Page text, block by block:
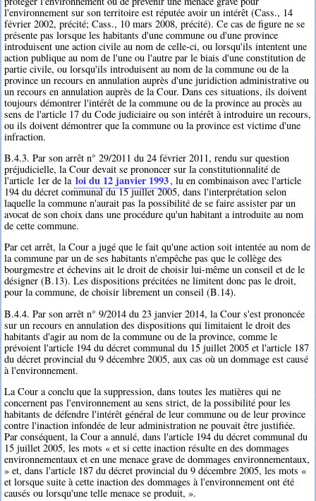
l'environnement sur son territoire est réputée avoir un intérêt (Cass., 14
février 2002, précité; Cass., 10 mars 2008, précité). Ce cas de figure ne se
présente pas lorsque les habitants d'une commune ou d'une province
introduisent une action civile au nom de celle-ci, ou lorsqu'ils intentent une
action publique au nom de l'une ou l'autre par le biais d'une constitution de
partie civile, ou lorsqu'ils introduisent au nom de la commune ou de la
province un recours en annulation auprès d'une juridiction administrative ou
un recours en annulation auprès de la Cour. Dans ces situations, ils doivent
toujours démontrer l'intérêt de la commune ou de la province au procès au
sens de l'article 17 du Code judiciaire ou son intérêt à introduire un recours,
ou ils doivent démontrer que la commune ou la province est victime d'une
infraction.
B.4.3. Par son arrêt n° 29/2011 du 24 février 2011, rendu sur question
préjudicielle, la Cour devait se prononcer sur la constitutionnalité de
l'article 1er de la loi du 12 janvier 1993, lu en combinaison avec l'article
194 du décret communal du 15 juillet 2005, dans l'interprétation selon
laquelle la commune n'aurait pas la possibilité de se faire assister par un
avocat de son choix dans une procédure qu'un habitant a introduite au nom
de cette commune.
Par cet arrêt, la Cour a jugé que le fait qu'une action soit intentée au nom de
la commune par un de ses habitants n'empêche pas que le collège des
bourgmestre et échevins ait le droit de choisir lui-même un conseil et de le
désigner (B.13). Les dispositions précitées ne limitent donc pas le droit,
pour la commune, de choisir librement un conseil (B.14).
B.4.4. Par son arrêt n° 9/2014 du 23 janvier 2014, la Cour s'est prononcée
sur un recours en annulation des dispositions qui limitaient le droit des
habitants d'agir au nom de la commune ou de la province, comme le
prévoient l'article 194 du décret communal du 15 juillet 2005 et l'article 187
du décret provincial du 9 décembre 2005, aux cas où un dommage est causé
à l'environnement.
La Cour a conclu que la suppression, dans toutes les matières qui ne
concernent pas l'environnement au sens strict, de la possibilité pour les
habitants de défendre l'intérêt général de leur commune ou de leur province
contre l'inaction infondée de leur administration ne pouvait être justifiée.
Par conséquent, la Cour a annulé, dans l'article 194 du décret communal du
15 juillet 2005, les mots « et si cette inaction résulte en des dommages
environnementaux et en une menace grave de dommages environnementaux,
» et, dans l'article 187 du décret provincial du 9 décembre 2005, les mots «
et lorsque suite à cette inaction des dommages à l'environnement ont été
causés ou lorsqu'une telle menace se produit, ».